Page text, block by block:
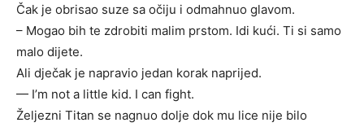
Čak je obrisao suze sa očiju i odmahnuo glavom.
– Mogao bih te zdrobiti malim prstom. Idi kući. Ti si samo
malo dijete.
Ali dječak je napravio jedan korak naprijed.
— I’m not a little kid. I can fight.
Željezni Titan se nagnuo dolje dok mu lice nije bilo